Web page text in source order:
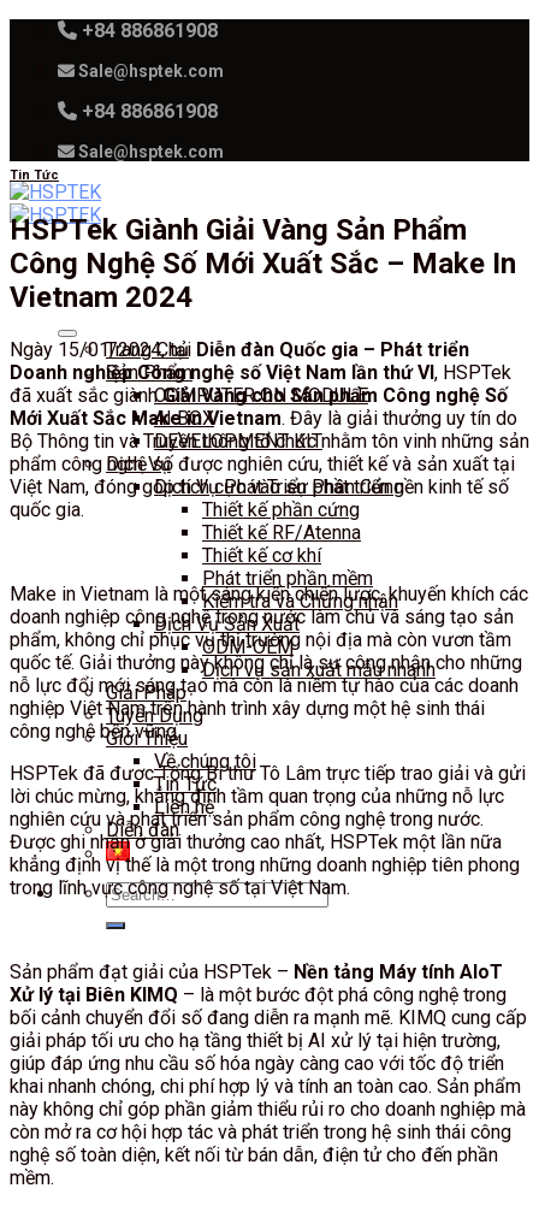
content
+84 886861908
Sale@hsptek.com
+84 886861908
Sale@hsptek.com
Trang Chủ
Sản Phẩm
COMPUTER ON MODULE
AI BOX
DEVELOPMENT KIT
Dịch Vụ
Dịch Vụ Phát Triển Phần Cứng
Thiết kế phần cứng
Thiết kế RF/Atenna
Thiết kế cơ khí
Phát triển phần mềm
Kiểm tra và Chứng nhận
Dịch Vụ Sản Xuất
ODM-OEM
Dịch vụ sản xuất mẫu nhanh
Giải Pháp
Tuyển Dụng
Giới Thiệu
Về chúng tôi
Tin Tức
Liên hệ
Diễn đàn
Search
for:
Tin Tức
HSPTek Giành Giải Vàng Sản Phẩm
Công Nghệ Số Mới Xuất Sắc – Make In
Vietnam 2024
Ngày 15/01/2024, tại Diễn đàn Quốc gia – Phát triển
Doanh nghiệp Công nghệ số Việt Nam lần thứ VI, HSPTek
đã xuất sắc giànhGiải Vàng cho Sản phẩm Công nghệ Số
Mới Xuất Sắc Make in Vietnam. Đây là giải thưởng uy tín do
Bộ Thông tin và Truyền thông tổ chức nhằm tôn vinh những sản
phẩm công nghệ số được nghiên cứu, thiết kế và sản xuất tại
Việt Nam, đóng góp tích cực vào sự phát triển nền kinh tế số
quốc gia.
Make in Vietnam là một sáng kiến chiến lược, khuyến khích các
doanh nghiệp công nghệ trong nước làm chủ và sáng tạo sản
phẩm, không chỉ phục vụ thị trường nội địa mà còn vươn tầm
quốc tế. Giải thưởng này không chỉ là sự công nhận cho những
nỗ lực đổi mới sáng tạo mà còn là niềm tự hào của các doanh
nghiệp Việt Nam trên hành trình xây dựng một hệ sinh thái
công nghệ bền vững.
HSPTek đã được Tổng Bí thư Tô Lâm trực tiếp trao giải và gửi
lời chúc mừng, khẳng định tầm quan trọng của những nỗ lực
nghiên cứu và phát triển sản phẩm công nghệ trong nước.
Được ghi nhận ở giải thưởng cao nhất, HSPTek một lần nữa
khẳng định vị thế là một trong những doanh nghiệp tiên phong
trong lĩnh vực công nghệ số tại Việt Nam.
Sản phẩm đạt giải của HSPTek – Nền tảng Máy tính AIoT
Xử lý tại Biên KIMQ – là một bước đột phá công nghệ trong
bối cảnh chuyển đổi số đang diễn ra mạnh mẽ. KIMQ cung cấp
giải pháp tối ưu cho hạ tầng thiết bị AI xử lý tại hiện trường,
giúp đáp ứng nhu cầu số hóa ngày càng cao với tốc độ triển
khai nhanh chóng, chi phí hợp lý và tính an toàn cao. Sản phẩm
này không chỉ góp phần giảm thiểu rủi ro cho doanh nghiệp mà
còn mở ra cơ hội hợp tác và phát triển trong hệ sinh thái công
nghệ số toàn diện, kết nối từ bán dẫn, điện tử cho đến phần
mềm.